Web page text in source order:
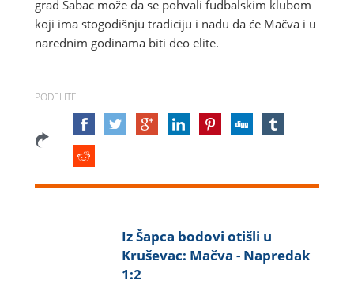
grad Šabac može da se pohvali fudbalskim klubom
koji ima stogodišnju tradiciju i nadu da će Mačva i u
narednim godinama biti deo elite.
PODELITE
Iz Šapca bodovi otišli u
Kruševac: Mačva - Napredak
1:2